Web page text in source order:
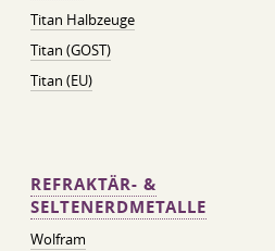
Titan Halbzeuge
Titan (GOST)
Titan (EU)
REFRAKTÄR- &
SELTENERDMETALLE
Wolfram